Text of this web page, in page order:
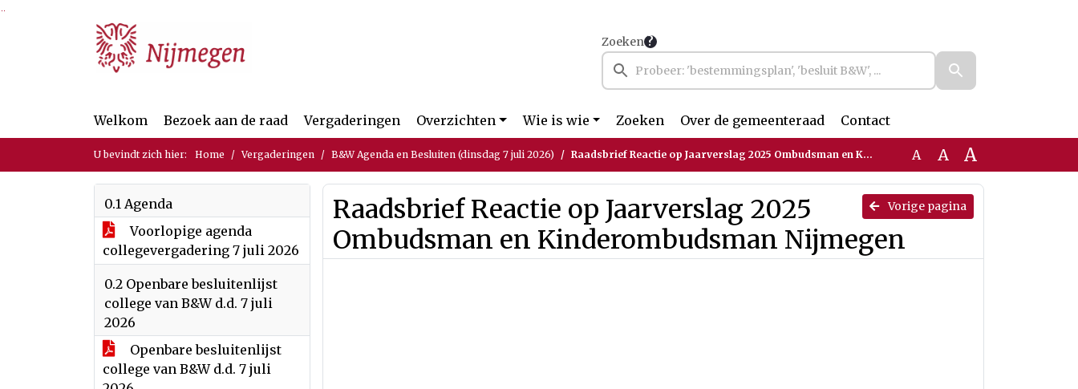
Ga naar de inhoud van deze pagina
Ga naar het zoeken
Ga naar het menu
Zoeken
Welkom Bezoek aan de raad Vergaderingen Overzichten Wie is wie Zoeken Over de gemeenteraad Contact
U bevindt zich hier: Home Vergaderingen B&W Agenda en Besluiten (dinsdag 7 juli 2026) Raadsbrief Reactie op Jaarverslag 2025 Ombudsman en Kinderombudsman Nijmegen A A A
0.1 Agenda
Voorlopige agenda
collegevergadering 7 juli 2026
0.2 Openbare besluitenlijst
college van B&W d.d. 7 juli
2026
Openbare besluitenlijst
college van B&W d.d. 7 juli
Vorige pagina
Raadsbrief Reactie op Jaarverslag 2025
Ombudsman en Kinderombudsman Nijmegen